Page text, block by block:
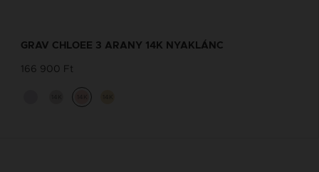
GRAV CHLOEE 3 ARANY 14K NYAKLÁNC
166 900 Ft